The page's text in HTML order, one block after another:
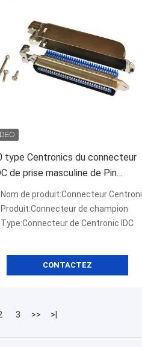
type Centronics du connecteur
de prise masculine de Pin
64 de degré
Nom de produit:Connecteur Centronics
Produit:Connecteur de champion
Type:Connecteur de Centronic IDC
CONTACTEZ
3 >> >|